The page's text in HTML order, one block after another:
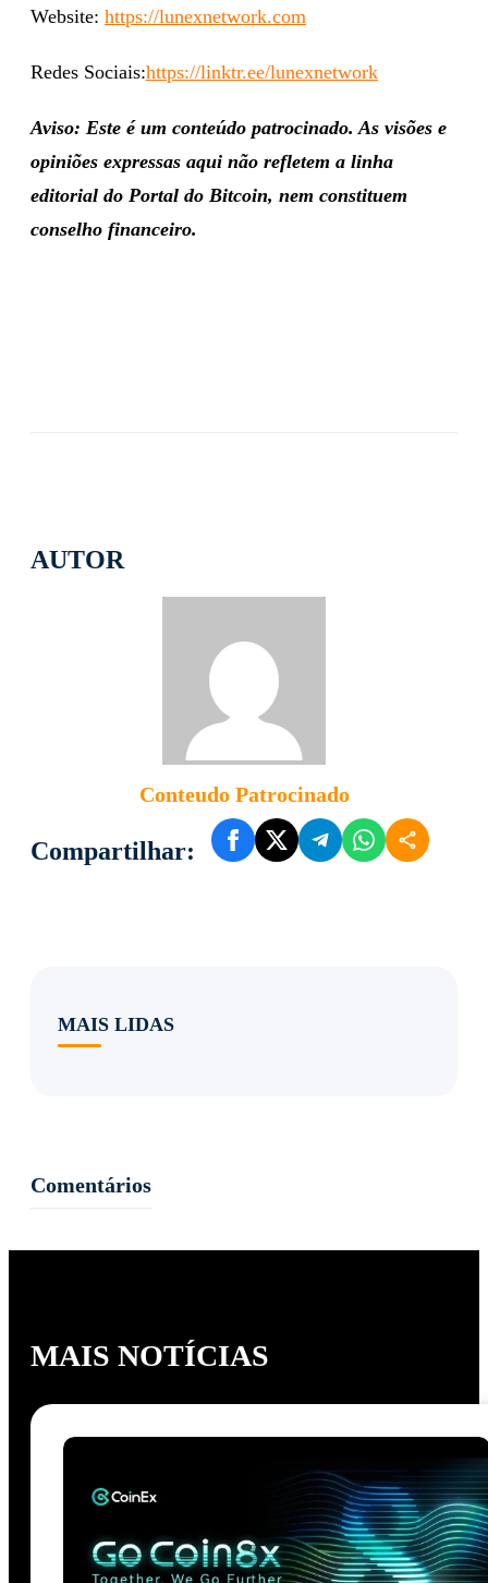
AUTOR
Conteudo Patrocinado
Compartilhar:
Website: https://lunexnetwork.com
Redes Sociais:https://linktr.ee/lunexnetwork
Aviso: Este é um conteúdo patrocinado. As visões e
opiniões expressas aqui não refletem a linha
editorial do Portal do Bitcoin, nem constituem
conselho financeiro.
MAIS LIDAS
Comentários
MAIS NOTÍCIAS